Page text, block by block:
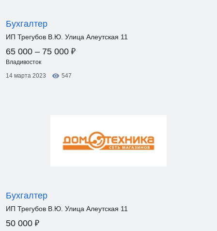
Бухгалтер
ИП Трегубов В.Ю. Улица Алеутская 11
65 000 – 75 000 ₽
Владивосток
14 марта 2023
547
Бухгалтер
ИП Трегубов В.Ю. Улица Алеутская 11
50 000 ₽